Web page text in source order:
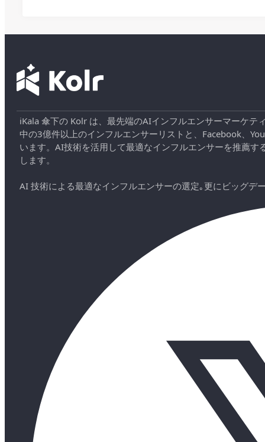
iKala 傘下の Kolr は、最先端のAIインフルエンサーマーケ
中の3億件以上のインフルエンサーリストと、Facebook、
います。AI技術を活用して最適なインフルエンサーを推薦
します。
AI 技術による最適なインフルエンサーの選定｡更にビッグデ